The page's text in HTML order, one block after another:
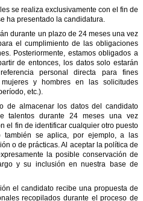
se realiza exclusivamente con el fin de
ha presentado la candidatura.
durante un plazo de 24 meses una vez
el cumplimiento de las obligaciones
Posteriormente, estamos obligados a
de entonces, los datos solo estarán
personal directa para fines
y hombres en las solicitudes
etc.).
de almacenar los datos del candidato
talentos durante 24 meses una vez
el fin de identificar cualquier otro puesto
se aplica, por ejemplo, a las
o de prácticas. Al aceptar la política de
la posible conservación de
y su inclusión en nuestra base de
el candidato recibe una propuesta de
recopilados durante el proceso de